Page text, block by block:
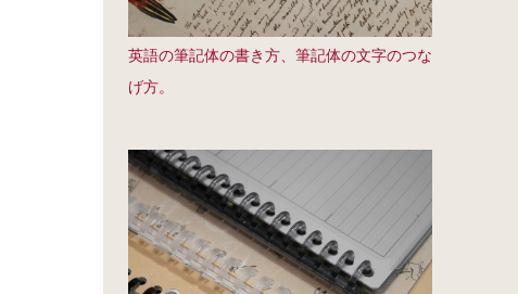
英語の筆記体の書き方、筆記体の文字のつな
げ方。